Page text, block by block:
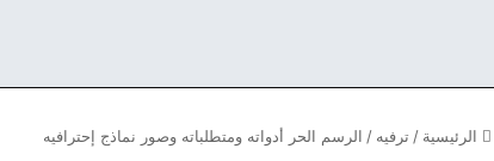
الرئيسية / ترفيه / الرسم الحر أدواته ومتطلباته وصور نماذج إحترافيه